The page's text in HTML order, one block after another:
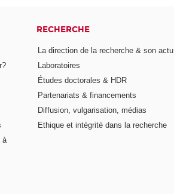
à
RECHERCHE
La direction de la recherche & son actu
Laboratoires
Études doctorales & HDR
Partenariats & financements
Diffusion, vulgarisation, médias
Ethique et intégrité dans la recherche